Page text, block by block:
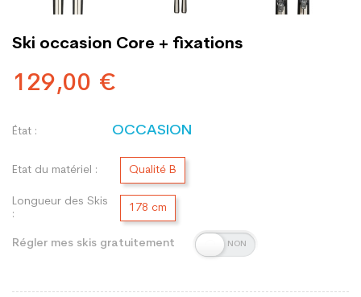
Ski occasion Core + fixations
129,00 €
État : OCCASION
Etat du matériel : Qualité B
Longueur des Skis
:
178 cm
Régler mes skis gratuitement